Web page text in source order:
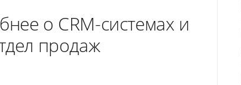
о CRM-системах и
продаж